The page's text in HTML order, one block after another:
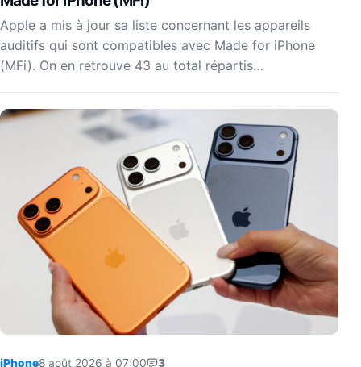
Apple a mis à jour sa liste concernant les appareils
auditifs qui sont compatibles avec Made for iPhone
(MFi). On en retrouve 43 au total répartis…
iPhone8 août 2026 à 07:00 3